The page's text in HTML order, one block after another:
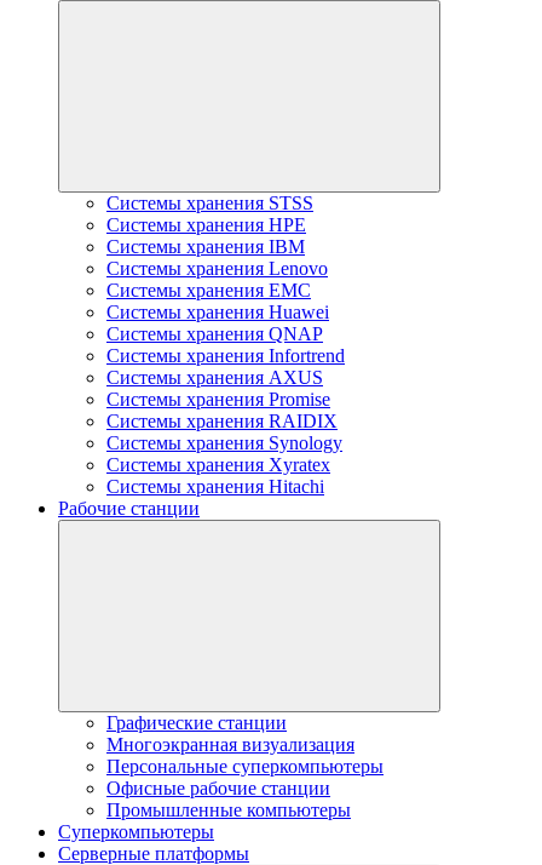
Системы хранения STSS
Системы хранения HPE
Системы хранения IBM
Системы хранения Lenovo
Системы хранения EMC
Системы хранения Huawei
Системы хранения QNAP
Системы хранения Infortrend
Системы хранения AXUS
Системы хранения Promise
Системы хранения RAIDIX
Системы хранения Synology
Системы хранения Xyratex
Системы хранения Hitachi
Рабочие станции
Графические станции
Многоэкранная визуализация
Персональные суперкомпьютеры
Офисные рабочие станции
Промышленные компьютеры
Суперкомпьютеры
Серверные платформы